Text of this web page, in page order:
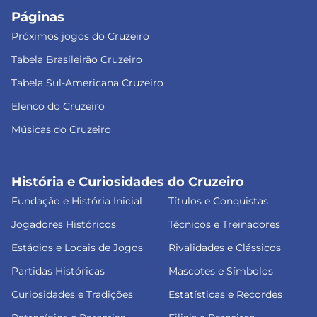
Páginas
Próximos jogos do Cruzeiro
Tabela Brasileirão Cruzeiro
Tabela Sul-Americana Cruzeiro
Elenco do Cruzeiro
Músicas do Cruzeiro
História e Curiosidades do Cruzeiro
Fundação e História Inicial
Títulos e Conquistas
Jogadores Históricos
Técnicos e Treinadores
Estádios e Locais de Jogos
Rivalidades e Clássicos
Partidas Históricas
Mascotes e Símbolos
Curiosidades e Tradições
Estatísticas e Recordes